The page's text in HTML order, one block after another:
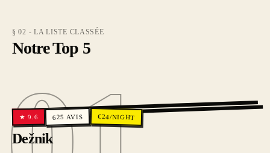
§ 02 - LA LISTE CLASSÉE
Notre Top 5
01
★9.6 625 AVIS €24/NIGHT
Dežnik